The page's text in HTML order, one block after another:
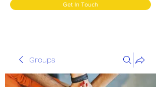
Get In Touch
Groups